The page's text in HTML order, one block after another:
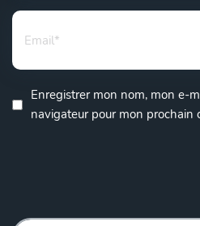
Enregistrer mon nom, mon e-
navigateur pour mon prochain